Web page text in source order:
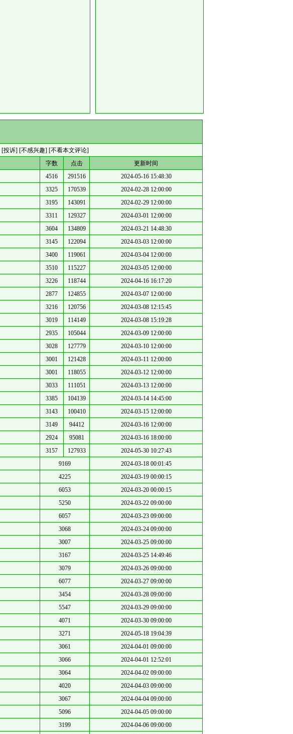
[投诉] [不感兴趣] [不看本文评论]
字数 点击
更新时间
4516 291516
2024-05-16 15:48:30
3325 170539
2024-02-28 12:00:00
3195 143091
2024-02-29 12:00:00
3311 129327
2024-03-01 12:00:00
3604 134809
2024-03-21 14:48:30
3145 122094
2024-03-03 12:00:00
3400 119061
2024-03-04 12:00:00
3510 115227
2024-03-05 12:00:00
3226 118744
2024-04-16 16:17:20
2877 124855
2024-03-07 12:00:00
3216 120756
2024-03-08 12:15:45
3019 114149
2024-03-08 15:19:28
2935 105044
2024-03-09 12:00:00
3028 127779
2024-03-10 12:00:00
3001 121428
2024-03-11 12:00:00
3001 118055
2024-03-12 12:00:00
3033 111051
2024-03-13 12:00:00
3385 104139
2024-03-14 14:45:00
3143 100410
2024-03-15 12:00:00
3149 94412
2024-03-16 12:00:00
2924 95081
2024-03-16 18:00:00
3157 127933
2024-05-30 10:27:43
9169
2024-03-18 00:01:45
4225
2024-03-19 00:00:15
6053
2024-03-20 00:00:15
5250
2024-03-22 09:00:00
6057
2024-03-23 09:00:00
3068
2024-03-24 09:00:00
3007
2024-03-25 09:00:00
3167
2024-03-25 14:49:46
3079
2024-03-26 09:00:00
6077
2024-03-27 09:00:00
3454
2024-03-28 09:00:00
5547
2024-03-29 09:00:00
4071
2024-03-30 09:00:00
3271
2024-05-18 19:04:39
3061
2024-04-01 09:00:00
3066
2024-04-01 12:52:01
3064
2024-04-02 09:00:00
4020
2024-04-03 09:00:00
3067
2024-04-04 09:00:00
5096
2024-04-05 09:00:00
3199
2024-04-06 09:00:00